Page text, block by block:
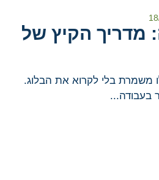
מדריך הקיץ של
משמרת בלי לקרוא את הבלוג.
בעבודה...